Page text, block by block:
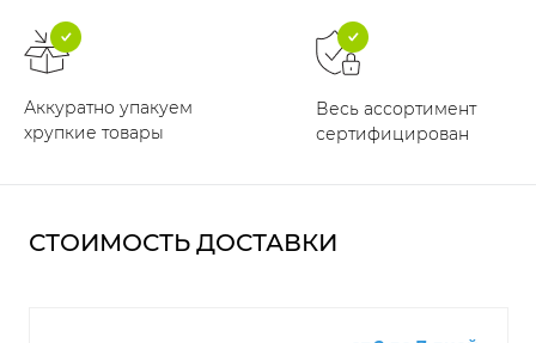
Аккуратно упакуем
хрупкие товары
Весь ассортимент
сертифицирован
СТОИМОСТЬ ДОСТАВКИ